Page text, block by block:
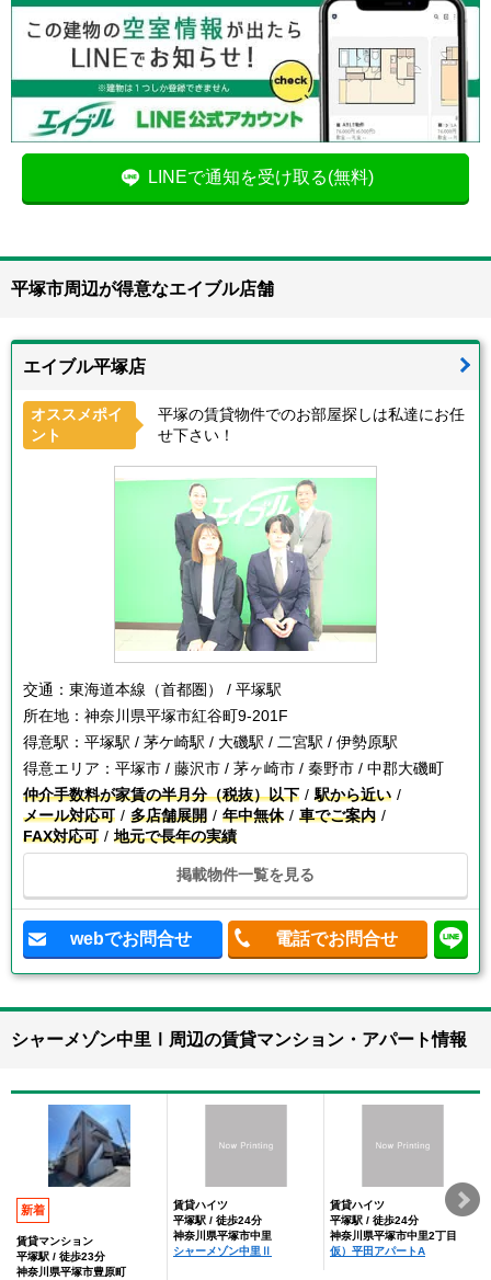
LINEで通知を受け取る(無料)
平塚市周辺が得意なエイブル店舗
エイブル平塚店
オススメポイ
ント
平塚の賃貸物件でのお部屋探しは私達にお任
せ下さい！
交通： 東海道本線（首都圏） / 平塚駅
所在地： 神奈川県平塚市紅谷町9-201F
得意駅： 平塚駅 / 茅ケ崎駅 / 大磯駅 / 二宮駅 / 伊勢原駅
得意エリア： 平塚市 / 藤沢市 / 茅ヶ崎市 / 秦野市 / 中郡大磯町
仲介手数料が家賃の半月分（税抜）以下
駅から近い
メール対応可
多店舗展開 年中無休
車でご案内
FAX対応可
地元で長年の実績
掲載物件一覧を見る
webでお問合せ 電話でお問合せ
シャーメゾン中里Ⅰ周辺の賃貸マンション・アパート情報
新着
賃貸マンション
平塚駅 / 徒歩23分
神奈川県平塚市豊原町
賃貸ハイツ
平塚駅 / 徒歩24分
神奈川県平塚市中里
シャーメゾン中里Ⅱ
賃貸ハイツ
平塚駅 / 徒歩24分
神奈川県平塚市中里2丁目
仮）平田アパートA